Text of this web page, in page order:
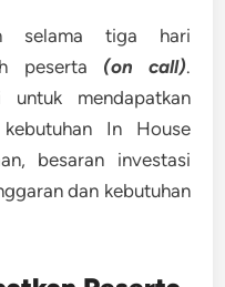
selama tiga hari
peserta (on call).
mendapatkan
In House
besaran investasi
dan kebutuhan